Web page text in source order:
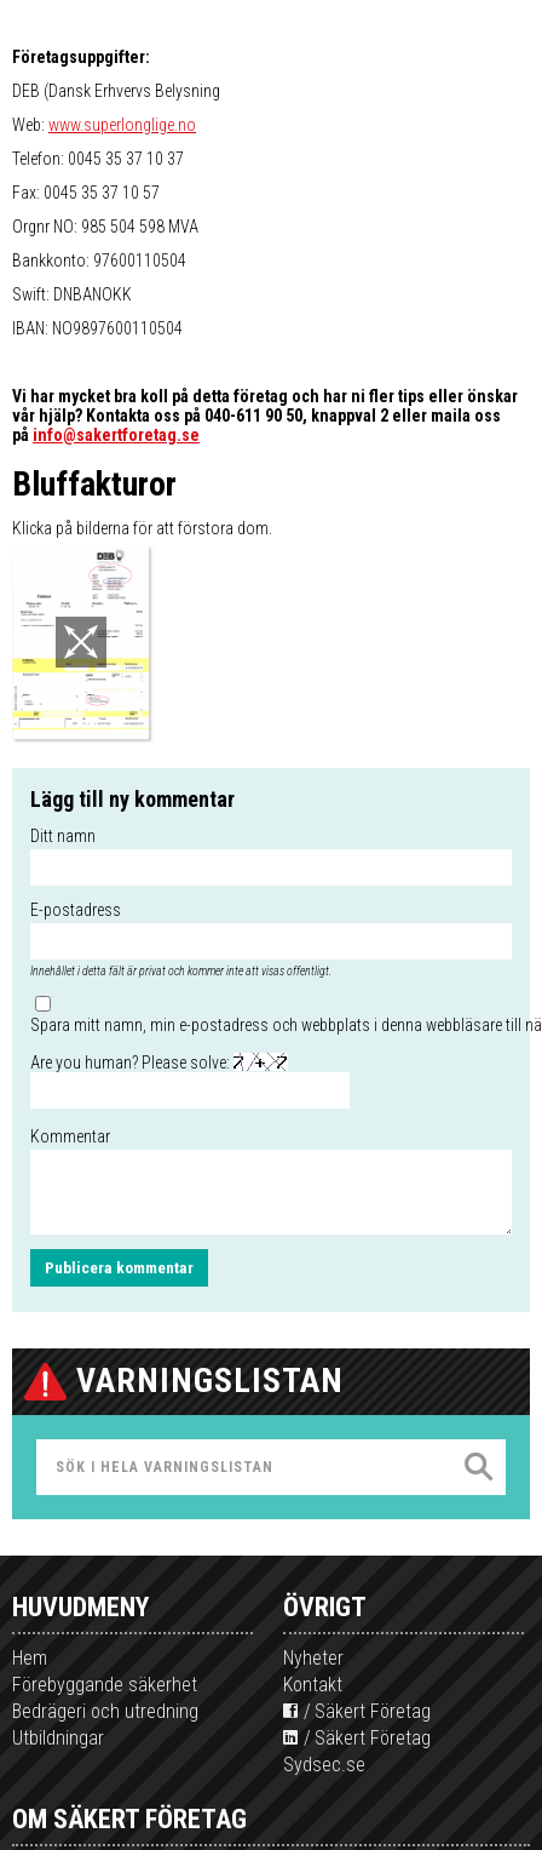
Företagsuppgifter:
DEB (Dansk Erhvervs Belysning
Web: www.superlonglige.no
Telefon: 0045 35 37 10 37
Fax: 0045 35 37 10 57
Orgnr NO: 985 504 598 MVA
Bankkonto: 97600110504
Swift: DNBANOKK
IBAN: NO9897600110504
Vi har mycket bra koll på detta företag och har ni fler tips eller önskar
vår hjälp? Kontakta oss på 040-611 90 50, knappval 2 eller maila oss
på info@sakertforetag.se
Bluffakturor
Klicka på bilderna för att förstora dom.
Lägg till ny kommentar
Ditt namn
E-postadress
Innehållet i detta fält är privat och kommer inte att visas offentligt.
Spara mitt namn, min e-postadress och webbplats i denna webbläsare till
Are you human? Please solve:
Kommentar
VARNINGSLISTAN
HUVUDMENY
Hem
Förebyggande säkerhet
Bedrägeri och utredning
Utbildningar
ÖVRIGT
Nyheter
Kontakt
Säkert Företag
Säkert Företag
Sydsec.se
OM SÄKERT FÖRETAG